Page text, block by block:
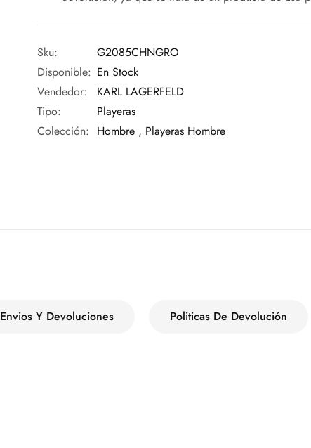
Sku:
G2085CHNGRO
Disponible: En Stock
Vendedor:
KARL LAGERFELD
Tipo:
Playeras
Colección: Hombre , Playeras Hombre
Envios Y Devoluciones Politicas De Devolución